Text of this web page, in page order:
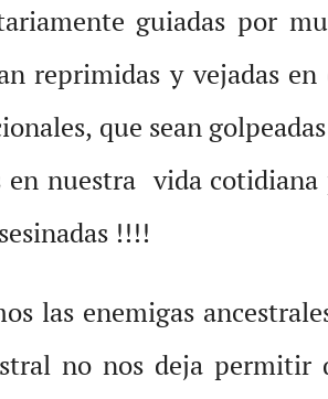
guiadas por
reprimidas y vejadas
que sean
en nuestra vida
!!!!
las enemigas
no nos deja permitir